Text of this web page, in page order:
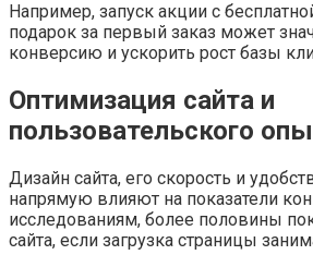
Например, запуск акции с
подарок за первый заказ может
конверсию и ускорить рост базы
Оптимизация сайта и
пользовательского
Дизайн сайта, его скорость и
напрямую влияют на показатели
исследованиям, более половины
сайта, если загрузка страницы